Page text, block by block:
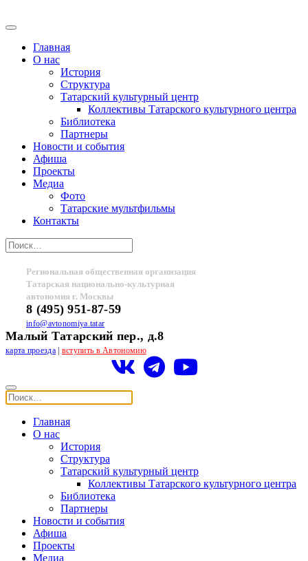
Главная
О нас
История
Структура
Татарский культурный центр
Коллективы Татарского культурного центра
Библиотека
Партнеры
Новости и события
Афиша
Проекты
Медиа
Фото
Татарские мультфильмы
Контакты
Региональная общественная организация
Татарская национально-культурная
автономия г. Москвы
8 (495) 951-87-59
info@avtonomiya.tatar
Малый Татарский пер., д.8
карта проезда| вступить в Автономию
Главная
О нас
История
Структура
Татарский культурный центр
Коллективы Татарского культурного центра
Библиотека
Партнеры
Новости и события
Афиша
Проекты
Медиа